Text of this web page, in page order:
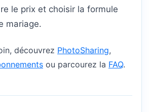
le prix et choisir la formule
mariage.
découvrez PhotoSharing,
ou parcourez la FAQ.